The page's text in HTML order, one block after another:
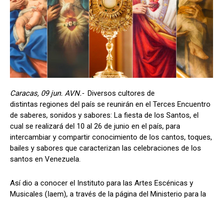
Caracas, 09 jun. AVN.- Diversos cultores de
distintas regiones del país se reunirán en el Terces Encuentro
de saberes, sonidos y sabores: La fiesta de los Santos, el
cual se realizará del 10 al 26 de junio en el país, para
intercambiar y compartir conocimiento de los cantos, toques,
bailes y sabores que caracterizan las celebraciones de los
santos en Venezuela.
Así dio a conocer el Instituto para las Artes Escénicas y
Musicales (Iaem), a través de la página del Ministerio para la